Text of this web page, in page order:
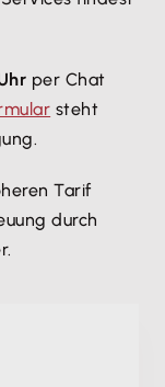
für
per Chat
steht
Tarif
durch